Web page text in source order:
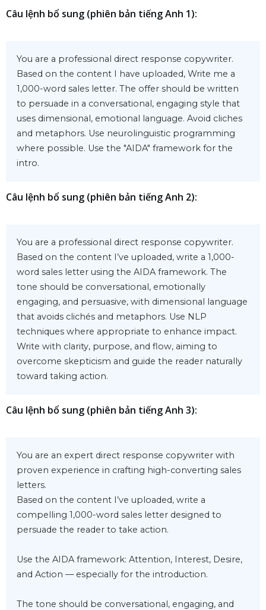
Câu lệnh bổ sung (phiên bản tiếng Anh 1):
You are a professional direct response copywriter.
Based on the content I have uploaded, Write me a
1,000-word sales letter. The offer should be written
to persuade in a conversational, engaging style that
uses dimensional, emotional language. Avoid cliches
and metaphors. Use neurolinguistic programming
where possible. Use the "AIDA" framework for the
intro.
Câu lệnh bổ sung (phiên bản tiếng Anh 2):
You are a professional direct response copywriter.
Based on the content I’ve uploaded, write a 1,000-
word sales letter using the AIDA framework. The
tone should be conversational, emotionally
engaging, and persuasive, with dimensional language
that avoids clichés and metaphors. Use NLP
techniques where appropriate to enhance impact.
Write with clarity, purpose, and flow, aiming to
overcome skepticism and guide the reader naturally
toward taking action.
Câu lệnh bổ sung (phiên bản tiếng Anh 3):
You are an expert direct response copywriter with
proven experience in crafting high-converting sales
letters.
Based on the content I’ve uploaded, write a
compelling 1,000-word sales letter designed to
persuade the reader to take action.
Use the AIDA framework: Attention, Interest, Desire,
and Action — especially for the introduction.
The tone should be conversational, engaging, and